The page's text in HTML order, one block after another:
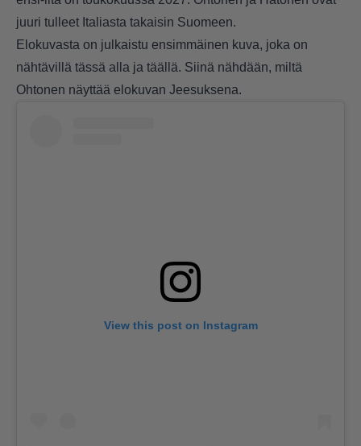
juuri tulleet Italiasta takaisin Suomeen.
Elokuvasta on julkaistu ensimmäinen kuva, joka on
nähtävillä tässä alla ja täällä. Siinä nähdään, miltä
Ohtonen näyttää elokuvan Jeesuksena.
View this post on Instagram